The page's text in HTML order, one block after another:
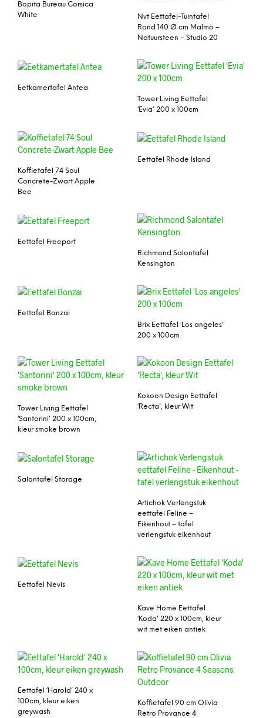
Bopita Bureau Corsica
White
Nvt Eettafel-Tuintafel
Rond 140 Ø cm Malmö –
Natuursteen – Studio 20
Eetkamertafel Antea
Tower Living Eettafel
‘Evia’ 200 x 100cm
Koffietafel 74 Soul
Concrete-Zwart Apple
Bee
Eettafel Rhode Island
Eettafel Freeport
Richmond Salontafel
Kensington
Eettafel Bonzai
Brix Eettafel ‘Los angeles’
200 x 100cm
Tower Living Eettafel
‘Santorini’ 200 x 100cm,
kleur smoke brown
Kokoon Design Eettafel
‘Recta’, kleur Wit
Salontafel Storage
Artichok Verlengstuk
eettafel Feline –
Eikenhout – tafel
verlengstuk eikenhout
Eettafel Nevis
Kave Home Eettafel
‘Koda’ 220 x 100cm, kleur
wit met eiken antiek
Eettafel ‘Harold’ 240 x
100cm, kleur eiken
greywash
Koffietafel 90 cm Olivia
Retro Provance 4